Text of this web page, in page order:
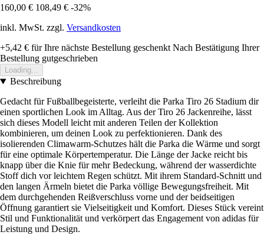
160,00 € 108,49 € -32%
inkl. MwSt. zzgl. Versandkosten
+5,42 € für Ihre nächste Bestellung geschenkt Nach Bestätigung Ihrer
Bestellung gutgeschrieben
Loading...
Beschreibung
Gedacht für Fußballbegeisterte, verleiht die Parka Tiro 26 Stadium dir
einen sportlichen Look im Alltag. Aus der Tiro 26 Jackenreihe, lässt
sich dieses Modell leicht mit anderen Teilen der Kollektion
kombinieren, um deinen Look zu perfektionieren. Dank des
isolierenden Climawarm-Schutzes hält die Parka die Wärme und sorgt
für eine optimale Körpertemperatur. Die Länge der Jacke reicht bis
knapp über die Knie für mehr Bedeckung, während der wasserdichte
Stoff dich vor leichtem Regen schützt. Mit ihrem Standard-Schnitt und
den langen Ärmeln bietet die Parka völlige Bewegungsfreiheit. Mit
dem durchgehenden Reißverschluss vorne und der beidseitigen
Öffnung garantiert sie Vielseitigkeit und Komfort. Dieses Stück vereint
Stil und Funktionalität und verkörpert das Engagement von adidas für
Leistung und Design.